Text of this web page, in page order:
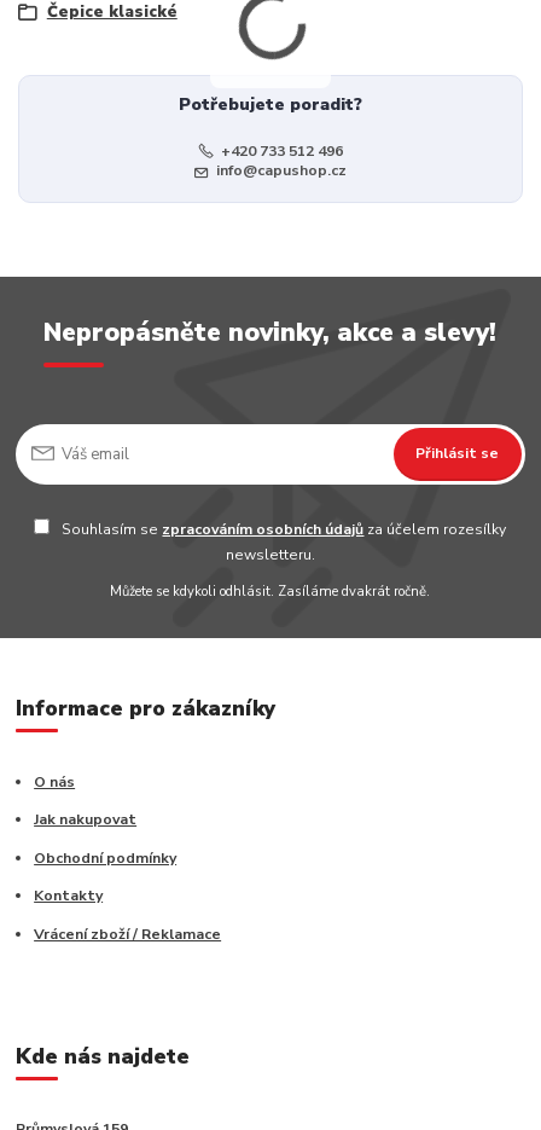
Čepice klasické
Potřebujete poradit?
+420 733 512 496
info@capushop.cz
Nepropásněte novinky, akce a slevy!
Přihlásit se
Souhlasím se zpracováním osobních údajů za účelem rozesílky
newsletteru.
Můžete se kdykoli odhlásit. Zasíláme dvakrát ročně.
Informace pro zákazníky
O nás
Jak nakupovat
Obchodní podmínky
Kontakty
Vrácení zboží / Reklamace
Kde nás najdete